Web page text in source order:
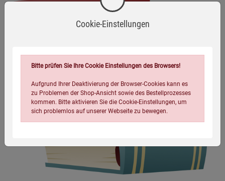
Cookie-Einstellungen
Bitte prüfen Sie Ihre Cookie Einstellungen des Browsers!
Aufgrund Ihrer Deaktivierung der Browser-Cookies kann es
zu Problemen der Shop-Ansicht sowie des Bestellprozesses
kommen. Bitte aktivieren Sie die Cookie-Einstellungen, um
sich problemlos auf unserer Webseite zu bewegen.